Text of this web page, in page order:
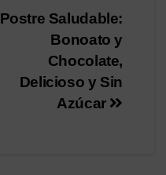
Postre Saludable:
Bonoato y
Chocolate,
Delicioso y Sin
Azúcar